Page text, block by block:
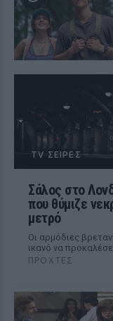
TV ΣΕΙΡΈΣ
Σάλος στο
που θύμιζε
μετρό
Οι αρμόδιες
ικανό να
ΠΡΟΧΤΈΣ